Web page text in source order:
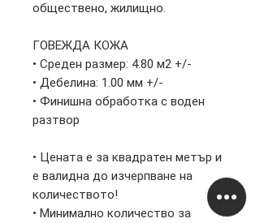
обществено, жилищно.
ГОВЕЖДА КОЖА
• Среден размер: 4.80 м2 +/-
• Дебелина: 1.00 мм +/-
• Финишна обработка с воден
разтвор
• Цената е за квадратен метър и
е валидна до изчерпване на
количеството!
• Минимално количество за